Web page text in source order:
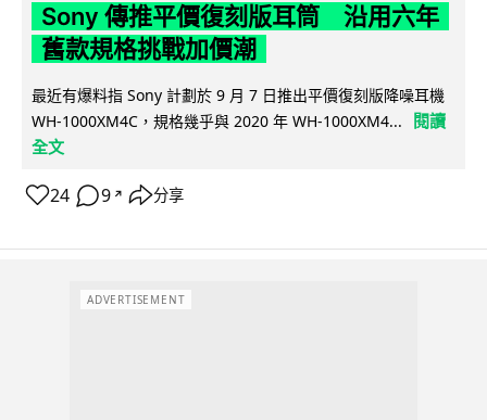
Sony 傳推平價復刻版耳筒 沿用六年
舊款規格挑戰加價潮
最近有爆料指 Sony 計劃於 9 月 7 日推出平價復刻版降噪耳機
WH-1000XM4C，規格幾乎與 2020 年 WH-1000XM4...
閱讀
全文
24 9 ↗ 分享
ADVERTISEMENT